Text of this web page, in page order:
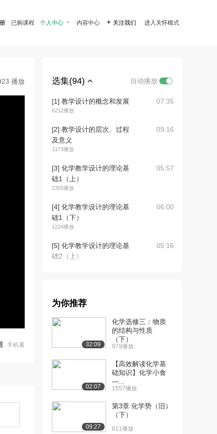
已购课程 个人中心  内容中心  关注我们 进入关怀模式
播放
手机看
选集(94) 自动播放
[1] 教学设计的概念和发展
6212播放
07:35
[2] 教学设计的层次、过程
及意义
1173播放
09:16
[3] 化学教学设计的理论基
础1（上）
2355播放
05:57
[4] 化学教学设计的理论基
础1（下）
1224播放
06:00
[5] 化学教学设计的理论基
础2（上）
05:16
1550播放
[7] 学习需要分析 08:43
（上）
[9] 化学教学内容分析
（下）
1575播放
[10] 化学学习者分析
为你推荐
32:09
化学选修三：物质
的结构与性质
（下）
979播放
02:07
【高效解读化学基
础知识】化学小食
—...
1557播放
09:27
第3章 化学势（旧）
（下）
811播放